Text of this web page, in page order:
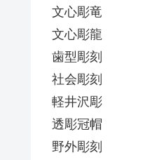
文心彫竜
文心彫龍
歯型彫刻
社会彫刻
軽井沢彫
透彫冠帽
野外彫刻